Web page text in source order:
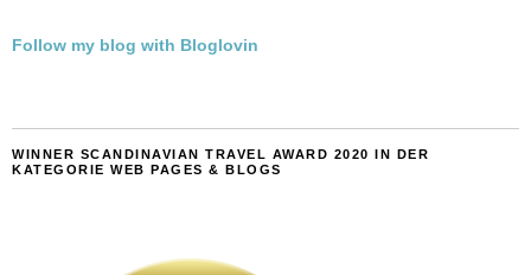
Follow my blog with Bloglovin
WINNER SCANDINAVIAN TRAVEL AWARD 2020 IN DER
KATEGORIE WEB PAGES & BLOGS